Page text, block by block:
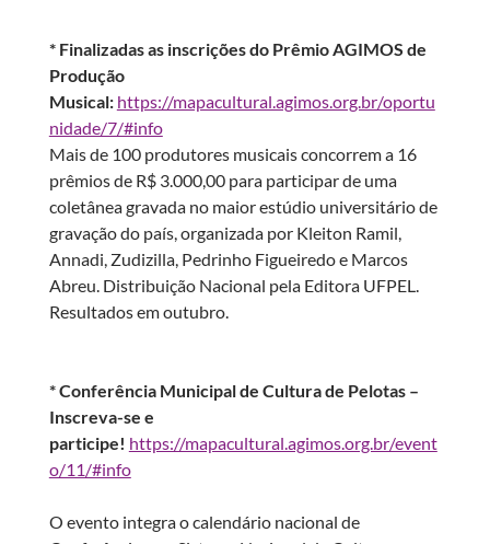
* Finalizadas as inscrições do Prêmio AGIMOS de
Produção
Musical: https://mapacultural.agimos.org.br/oportu
nidade/7/#info
Mais de 100 produtores musicais concorrem a 16
prêmios de R$ 3.000,00 para participar de uma
coletânea gravada no maior estúdio universitário de
gravação do país, organizada por Kleiton Ramil,
Annadi, Zudizilla, Pedrinho Figueiredo e Marcos
Abreu. Distribuição Nacional pela Editora UFPEL.
Resultados em outubro.
* Conferência Municipal de Cultura de Pelotas –
Inscreva-se e
participe! https://mapacultural.agimos.org.br/event
o/11/#info
O evento integra o calendário nacional de